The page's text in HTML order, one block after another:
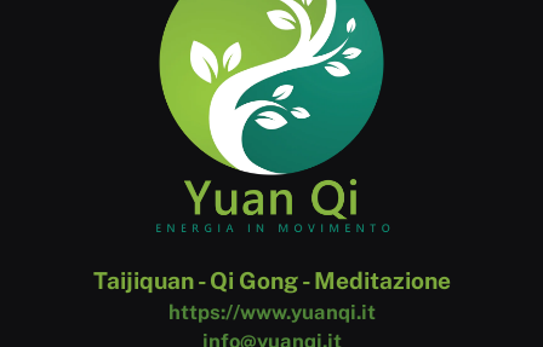
Taijiquan - Qi Gong - Meditazione
https://www.yuanqi.it
info@yuanqi.it